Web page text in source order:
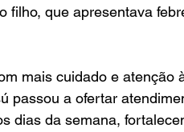
filho, que apresentava
mais cuidado e atenção
passou a ofertar
dias da semana,